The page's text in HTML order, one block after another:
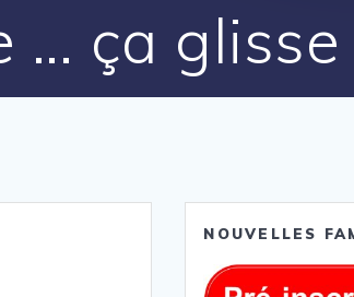
… ça glisse
NOUVELLES